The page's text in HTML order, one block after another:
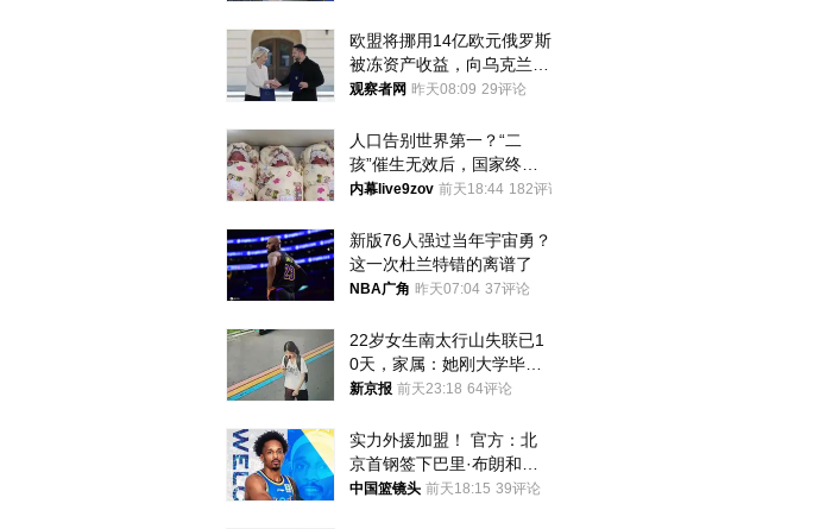
欧盟将挪用14亿欧元俄罗斯
被冻资产收益，向乌克兰提
供援助
观察者网 昨天08:09 29评论
人口告别世界第一？“二
孩”催生无效后，国家终于
向住房出手了！
内幕live9zov 前天18:44 182评论
新版76人强过当年宇宙勇？
这一次杜兰特错的离谱了
NBA广角 昨天07:04 37评论
22岁女生南太行山失联已1
0天，家属：她刚大学毕业
想到山里旅行
新京报 前天23:18 64评论
实力外援加盟！ 官方：北
京首钢签下巴里·布朗和桑
普森
中国篮镜头 前天18:15 39评论